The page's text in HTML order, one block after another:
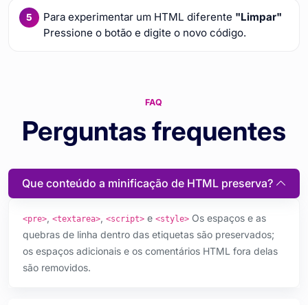
Para experimentar um HTML diferente "Limpar"
Pressione o botão e digite o novo código.
FAQ
Perguntas frequentes
Que conteúdo a minificação de HTML preserva?
<pre>, <textarea>, <script> e <style> Os espaços e as
quebras de linha dentro das etiquetas são preservados;
os espaços adicionais e os comentários HTML fora delas
são removidos.